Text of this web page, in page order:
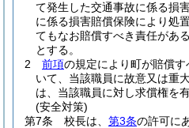
て発生した交通事故に係る損
に係る損害賠償保険により処
てもなお賠償すべき責任があ
とする。
2
前項の規定により町が賠償
いて、当該職員に故意又は重
は、当該職員に対し求償権を
(安全対策)
第7条
校長は、 第3条の許可に